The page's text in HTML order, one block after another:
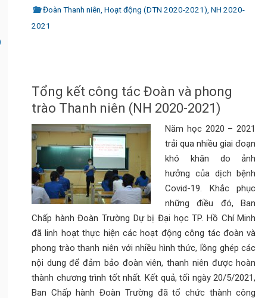
Đoàn Thanh niên ,Hoạt động (DTN 2020-2021) ,NH 2020-
2021
Tổng kết công tác Đoàn và phong
trào Thanh niên (NH 2020-2021)
Năm học 2020 – 2021
trải qua nhiều giai đoạn
khó khăn do ảnh
hưởng của dịch bệnh
Covid-19. Khắc phục
những điều đó, Ban
Chấp hành Đoàn Trường Dự bị Đại học TP. Hồ Chí Minh
đã linh hoạt thực hiện các hoạt động công tác đoàn và
phong trào thanh niên với nhiều hình thức, lồng ghép các
nội dung để đảm bảo đoàn viên, thanh niên được hoàn
thành chương trình tốt nhất. Kết quả, tối ngày 20/5/2021,
Ban Chấp hành Đoàn Trường đã tổ chức thành công